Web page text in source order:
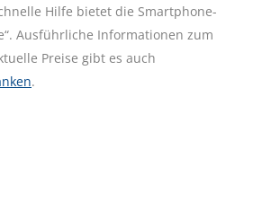
Hilfe bietet die Smartphone-
Ausführliche Informationen zum
Preise gibt es auch
.